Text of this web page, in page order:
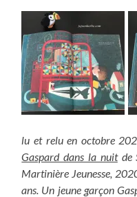
lu et relu en octobre
Gaspard dans la nuitde
Martinière Jeunesse,
ans. Un jeune garçon